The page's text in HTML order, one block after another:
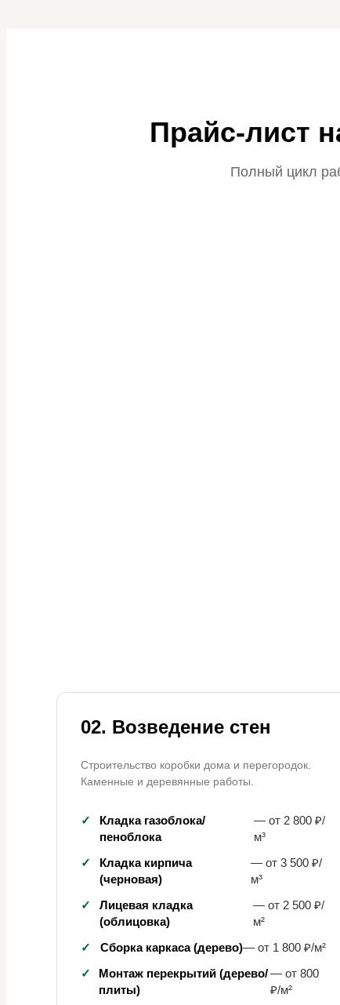
Прайс-лист
Полный цикл
02. Возведение стен
Строительство коробки дома и перегородок.
Каменные и деревянные работы.
✓
Кладка газоблока/
пеноблока
— от 2 800 ₽/
м³
✓
Кладка кирпича
(черновая)
— от 3 500 ₽/
м³
✓
Лицевая кладка
(облицовка)
— от 2 500 ₽/
м²
✓
Сборка каркаса (дерево)— от 1 800 ₽/м²
✓
Монтаж перекрытий (дерево/
плиты)
— от 800
₽/м²